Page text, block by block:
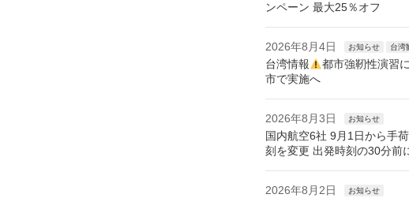
ンペーン 最大25％オフ
2026年8月4日 お知らせ 台湾
台湾情報
都市強靭性演習
市で実施へ
2026年8月3日 お知らせ
国内航空6社 9月1日から手
刻を変更 出発時刻の30分前
2026年8月2日 お知らせ